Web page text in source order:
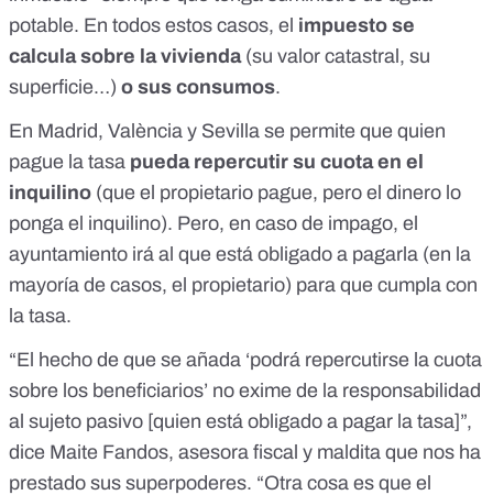
potable. En todos estos casos, el impuesto se
calcula sobre la vivienda(su valor catastral, su
superficie…) o sus consumos.
En Madrid, València y Sevilla se permite que quien
pague la tasa pueda repercutir su cuota en el
inquilino (que el propietario pague, pero el dinero lo
ponga el inquilino). Pero, en caso de impago, el
ayuntamiento irá al que está obligado a pagarla (en la
mayoría de casos, el propietario) para que cumpla con
la tasa.
“El hecho de que se añada ‘podrá repercutirse la cuota
sobre los beneficiarios’ no exime de la responsabilidad
al sujeto pasivo [quien está obligado a pagar la tasa]”,
dice Maite Fandos, asesora fiscal y maldita que nos ha
prestado sus superpoderes. “Otra cosa es que el